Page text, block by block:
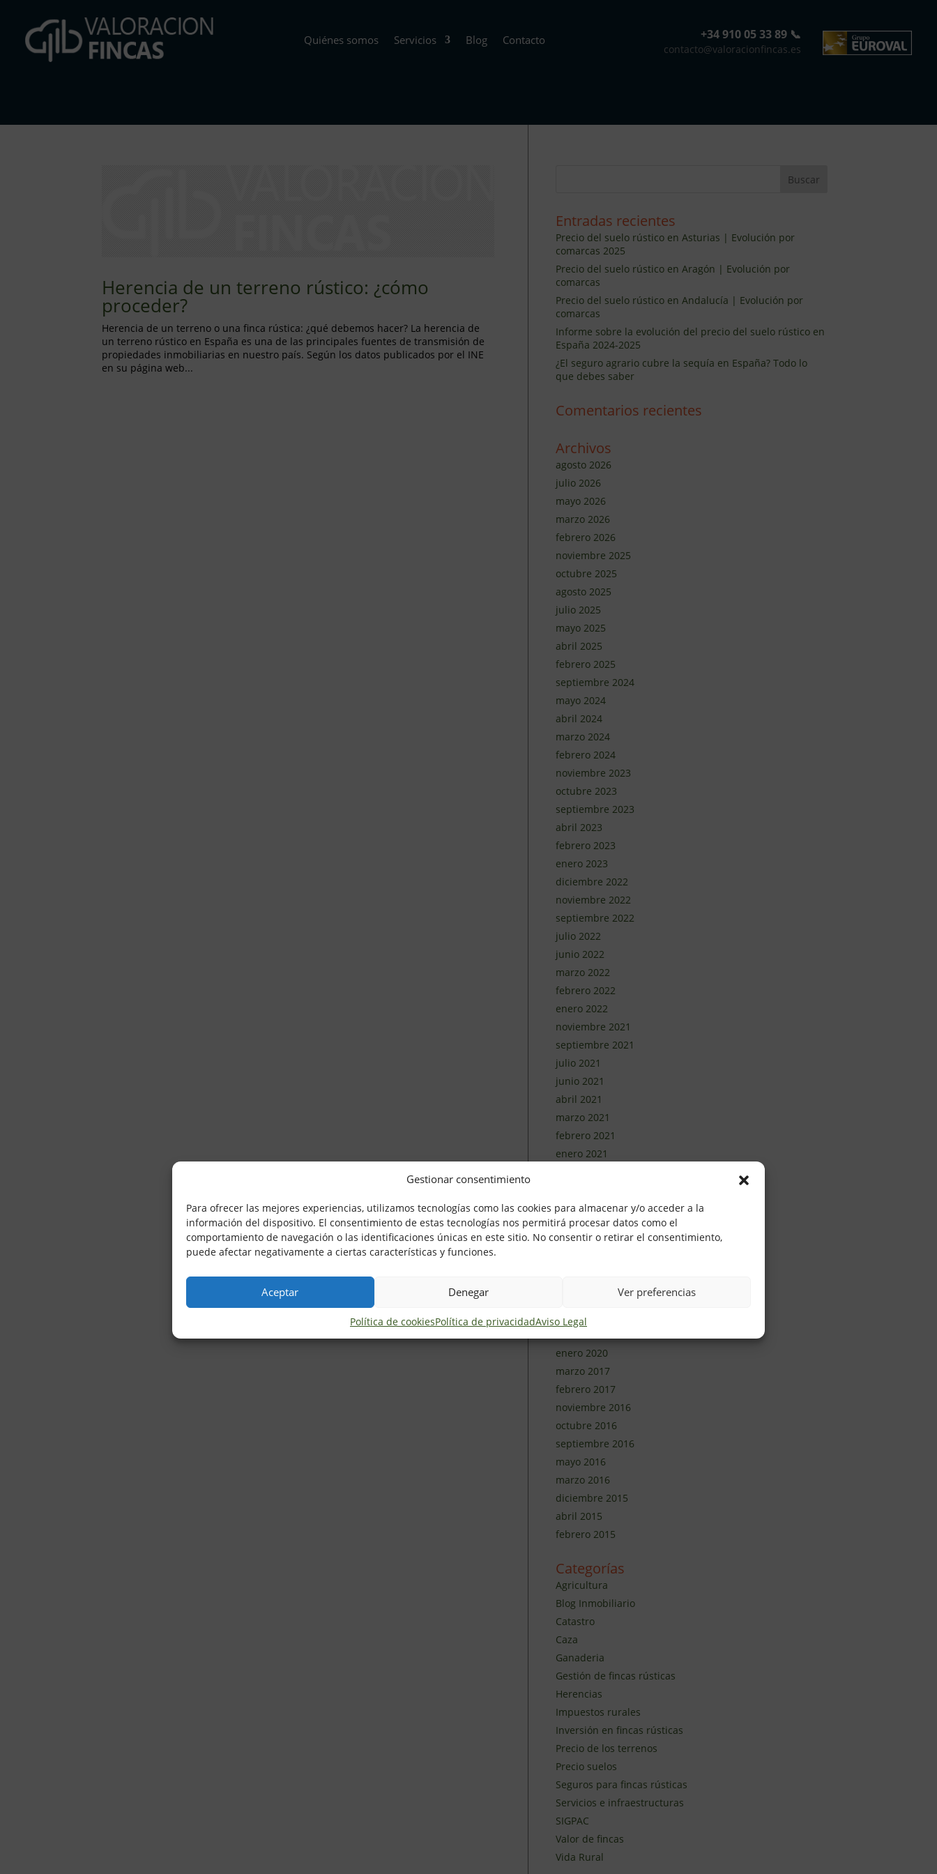
Gestionar consentimiento
Para ofrecer las mejores experiencias, utilizamos tecnologías como las cookies para almacenar y/o acceder a la
información del dispositivo. El consentimiento de estas tecnologías nos permitirá procesar datos como el
comportamiento de navegación o las identificaciones únicas en este sitio. No consentir o retirar el consentimiento,
puede afectar negativamente a ciertas características y funciones.
Aceptar Denegar Ver preferencias
Política de cookiesPolítica de privacidadAviso Legal
Quiénes somos Servicios Blog Contacto +34 910 05 33 89 📞
contacto@valoracionfincas.es
Herencia de un terreno rústico: ¿cómo
proceder?
Herencia de un terreno o una finca rústica: ¿qué debemos hacer? La herencia de
un terreno rústico en España es una de las principales fuentes de transmisión de
propiedades inmobiliarias en nuestro país. Según los datos publicados por el INE
en su página web...
Entradas recientes
Precio del suelo rústico en Asturias | Evolución por
comarcas 2025
Precio del suelo rústico en Aragón | Evolución por
comarcas
Precio del suelo rústico en Andalucía | Evolución por
comarcas
Informe sobre la evolución del precio del suelo rústico en
España 2024-2025
¿El seguro agrario cubre la sequía en España? Todo lo
que debes saber
Comentarios recientes
Archivos
agosto 2026
julio 2026
mayo 2026
marzo 2026
febrero 2026
noviembre 2025
octubre 2025
agosto 2025
julio 2025
mayo 2025
abril 2025
febrero 2025
septiembre 2024
mayo 2024
abril 2024
marzo 2024
febrero 2024
noviembre 2023
octubre 2023
septiembre 2023
abril 2023
febrero 2023
enero 2023
diciembre 2022
noviembre 2022
septiembre 2022
julio 2022
junio 2022
marzo 2022
febrero 2022
enero 2022
noviembre 2021
septiembre 2021
julio 2021
junio 2021
abril 2021
marzo 2021
febrero 2021
enero 2021
octubre 2020
septiembre 2020
agosto 2020
marzo 2020
enero 2020
marzo 2017
febrero 2017
noviembre 2016
octubre 2016
septiembre 2016
mayo 2016
marzo 2016
diciembre 2015
abril 2015
febrero 2015
Categorías
Agricultura
Blog Inmobiliario
Catastro
Caza
Ganaderia
Gestión de fincas rústicas
Herencias
Impuestos rurales
Inversión en fincas rústicas
Precio de los terrenos
Precio suelos
Seguros para fincas rústicas
Servicios e infraestructuras
SIGPAC
Valor de fincas
Vida Rural